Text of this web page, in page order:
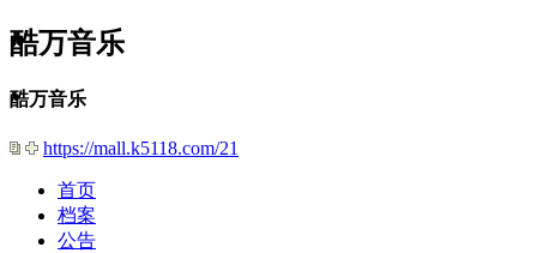
酷万音乐
酷万音乐
https://mall.k5118.com/21
首页
档案
公告